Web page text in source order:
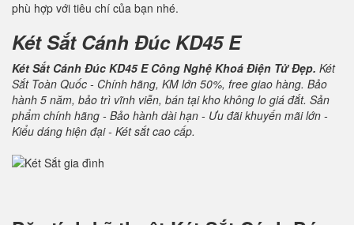
phù hợp với tiêu chí của bạn nhé.
Két Sắt Cánh Đúc KD45 E
Két Sắt Cánh Đúc KD45 E Công Nghệ Khoá Điện Tử Đẹp. Két
Sắt Toàn Quốc - Chính hãng, KM lớn 50%, free giao hàng. Bảo
hành 5 năm, bảo trì vĩnh viễn, bán tại kho không lo giá đắt. Sản
phẩm chính hãng - Bảo hành dài hạn - Ưu đãi khuyến mãi lớn -
Kiểu dáng hiện đại - Két sắt cao cấp.